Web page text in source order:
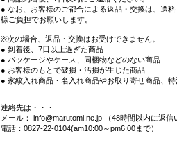
● なお、お客様のご都合による返品・交換は、送
様ご負担でお願いします。
※次の場合、返品・交換はお受けできません。
● 到着後、7日以上過ぎた商品
● パッケージやケース、同梱物などのない商品
● お客様のもとで破損・汚損が生じた商品
● 家紋入れ商品・名入れ商品やお取り寄せ商品、
連絡先は・・・
メール： info@marutomi.ne.jp （48時間以内に返信
電話：0827-22-0104(am10:00～pm6:00まで）